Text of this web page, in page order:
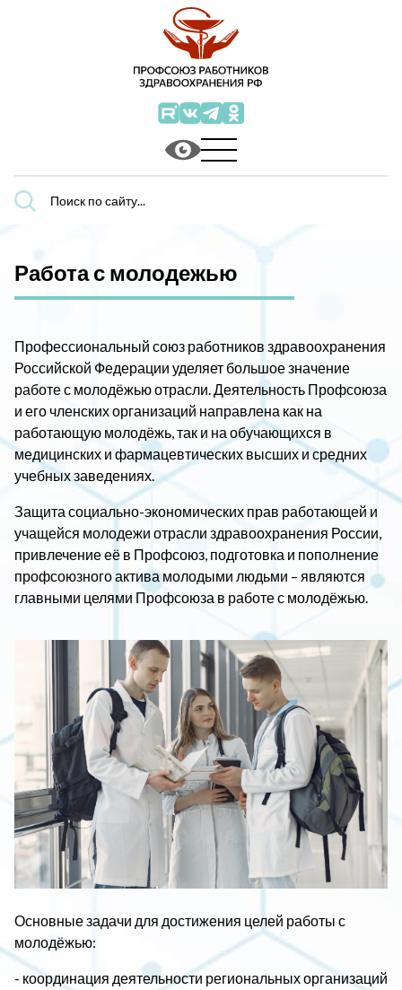
Поиск
по
Работа с молодежью
Профессиональный союз работников здравоохранения
Российской Федерации уделяет большое значение
работе с молодёжью отрасли. Деятельность Профсоюза
и его членских организаций направлена как на
работающую молодёжь, так и на обучающихся в
медицинских и фармацевтических высших и средних
учебных заведениях.
Защита социально-экономических прав работающей и
учащейся молодежи отрасли здравоохранения России,
привлечение её в Профсоюз, подготовка и пополнение
профсоюзного актива молодыми людьми – являются
главными целями Профсоюза в работе с молодёжью.
Основные задачи для достижения целей работы с
молодёжью:
- координация деятельности региональных организаций